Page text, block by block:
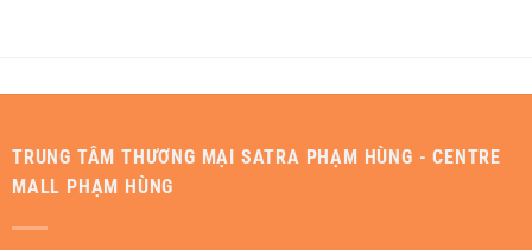
TRUNG TÂM THƯƠNG MẠI SATRA PHẠM HÙNG - CENTRE
MALL PHẠM HÙNG